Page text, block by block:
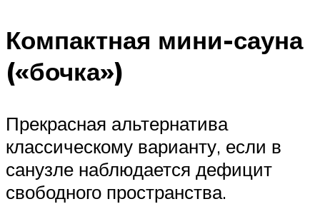
Компактная мини-сауна
(«бочка»)
Прекрасная альтернатива
классическому варианту, если в
санузле наблюдается дефицит
свободного пространства.